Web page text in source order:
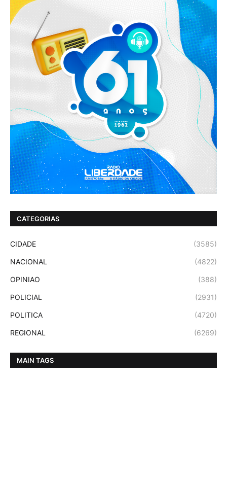
CATEGORIAS
CIDADE (3585)
NACIONAL (4822)
OPINIAO (388)
POLICIAL (2931)
POLITICA (4720)
REGIONAL (6269)
MAIN TAGS